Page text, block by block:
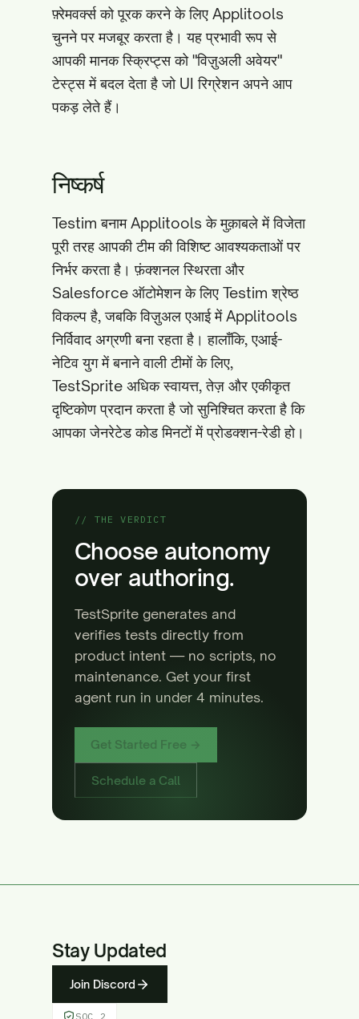
फ़्रेमवर्क्स को पूरक करने के लिए Applitools
चुनने पर मजबूर करता है। यह प्रभावी रूप से
आपकी मानक स्क्रिप्ट्स को "विज़ुअली अवेयर"
टेस्ट्स में बदल देता है जो UI रिग्रेशन अपने आप
पकड़ लेते हैं।
निष्कर्ष
Testim बनाम Applitools के मुक़ाबले में विजेता
पूरी तरह आपकी टीम की विशिष्ट आवश्यकताओं पर
निर्भर करता है। फ़ंक्शनल स्थिरता और
Salesforce ऑटोमेशन के लिए Testim श्रेष्ठ
विकल्प है, जबकि विज़ुअल एआई में Applitools
निर्विवाद अग्रणी बना रहता है। हालाँकि, एआई-
नेटिव युग में बनाने वाली टीमों के लिए,
TestSprite अधिक स्वायत्त, तेज़ और एकीकृत
दृष्टिकोण प्रदान करता है जो सुनिश्चित करता है कि
आपका जेनरेटेड कोड मिनटों में प्रोडक्शन-रेडी हो।
// THE VERDICT
Choose autonomy
over authoring.
TestSprite generates and
verifies tests directly from
product intent — no scripts, no
maintenance. Get your first
agent run in under 4 minutes.
Get Started Free →
Schedule a Call
Stay Updated
Join Discord
SOC 2